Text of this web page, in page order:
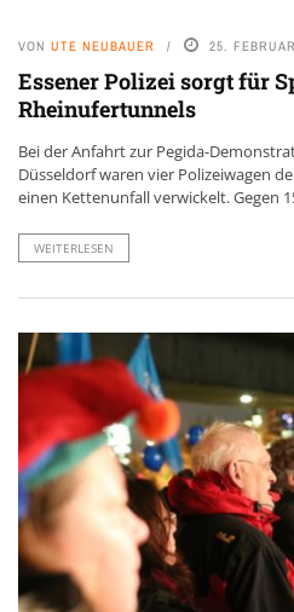
VON UTE NEUBAUER 25.
Essener Polizei sorgt für
Rheinufertunnels
Bei der Anfahrt zur Pegida-
Düsseldorf waren vier Polizeiwagen
einen Kettenunfall verwickelt. Gegen
WEITERLESEN